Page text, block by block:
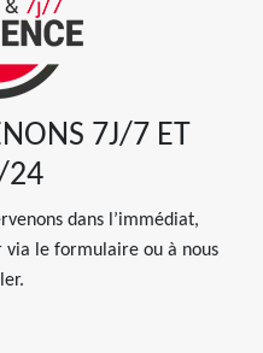
7J/7 ET
24
dans l’immédiat,
via le formulaire ou à nous